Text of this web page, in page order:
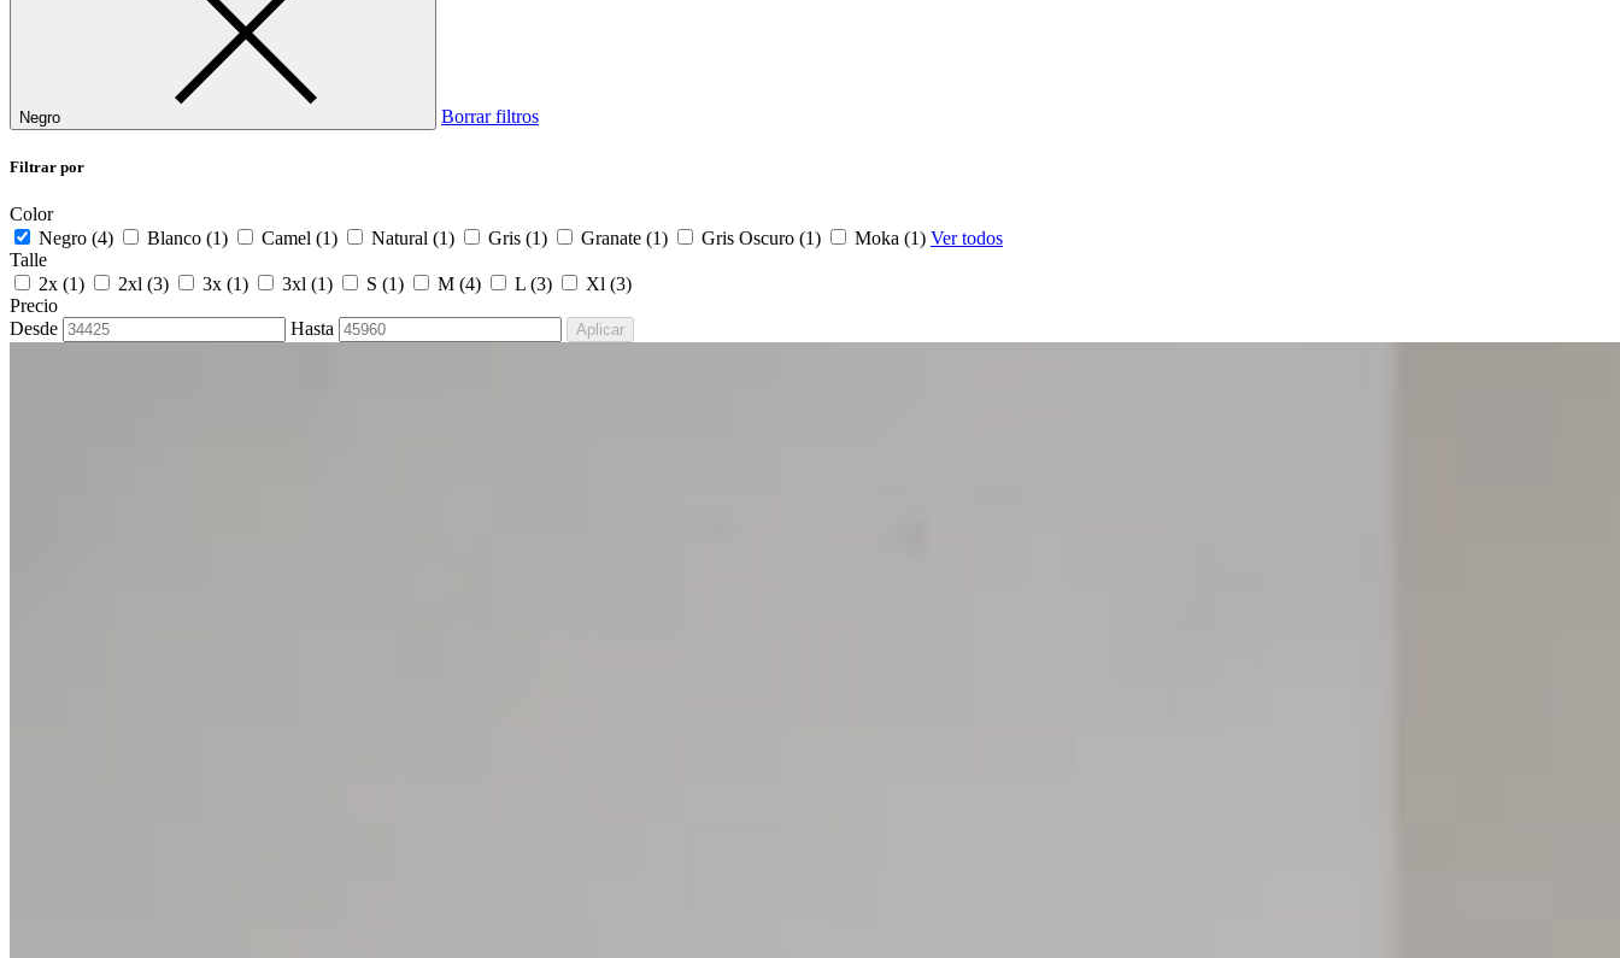
Negro Borrar filtros
Filtrar por
Color
Negro (4) Blanco (1) Camel (1) Natural (1) Gris (1) Granate (1) Gris Oscuro (1) Moka (1) Ver todos
Talle
2x (1) 2xl (3) 3x (1) 3xl (1) S (1) M (4) L (3) Xl (3)
Precio
Desde
Hasta Aplicar